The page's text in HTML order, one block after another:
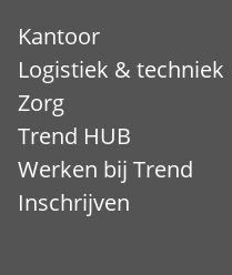
Kantoor
Logistiek & techniek
Zorg
Trend HUB
Werken bij Trend
Inschrijven